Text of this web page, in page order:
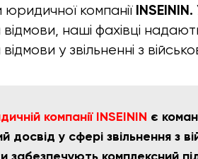
компанії INSEININ.
наші фахівці
у звільненні з
компанії INSEININ є
досвід у сфері звільнення з